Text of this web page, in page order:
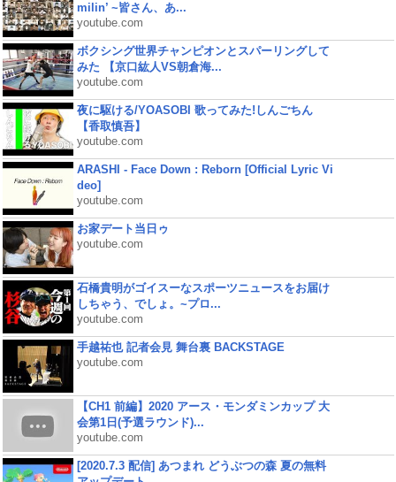
milin’ ~皆さん、あ...
youtube.com
ボクシング世界チャンピオンとスパーリングして
みた 【京口紘人VS朝倉海...
youtube.com
夜に駆ける/YOASOBI 歌ってみた!しんごちん
【香取慎吾】
youtube.com
ARASHI - Face Down : Reborn [Official Lyric Vi
deo]
youtube.com
お家デート当日ゥ
youtube.com
石橋貴明がゴイスーなスポーツニュースをお届け
しちゃう、でしょ。~プロ...
youtube.com
手越祐也 記者会見 舞台裏 BACKSTAGE
youtube.com
【CH1 前編】2020 アース・モンダミンカップ 大
会第1日(予選ラウンド)...
youtube.com
[2020.7.3 配信] あつまれ どうぶつの森 夏の無料